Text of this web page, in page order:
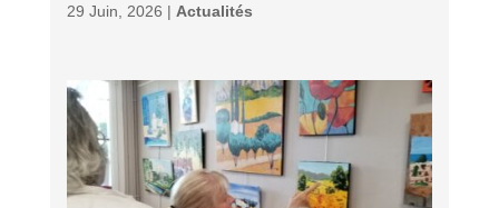
29 Juin, 2026 | Actualités